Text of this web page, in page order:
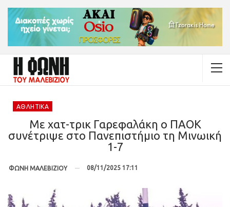
ΑΘΛΗΤΙΚΆ
Με χατ-τρικ Γαρεφαλάκη ο ΠΑΟΚ
συνέτριψε στο Πανεπιστήμιο τη Μινωική
1-7
ΦΩΝΗ ΜΑΛΕΒΙΖΙΟΥ 08/11/2025 17:11